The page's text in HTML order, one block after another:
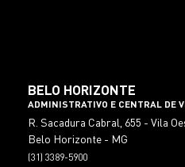
BELO HORIZONTE
ADMINISTRATIVO E CENTRAL DE
R. Sacadura Cabral, 655 - Vila
Belo Horizonte - MG
(31) 3389-5900